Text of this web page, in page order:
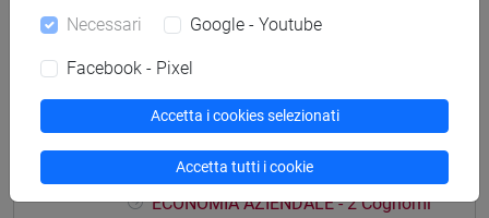
ECONOMIA AZIENDALE
ECONOMIA AZIENDALE - 1
ECONOMIA AZIENDALE - 1 Cognomi
ECONOMIA AZIENDALE - 1 Cognomi
ECONOMIA AZIENDALE - 2
ECONOMIA AZIENDALE - 2 Cognomi
Necessari Google - Youtube
Facebook - Pixel
Accetta i cookies selezionati
Accetta tutti i cookie